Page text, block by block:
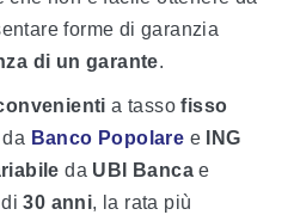
forme di garanzia
di un garante.
a tassofisso
Banco Popolare e
ING
da UBI Banca e
di30 anni, la rata più